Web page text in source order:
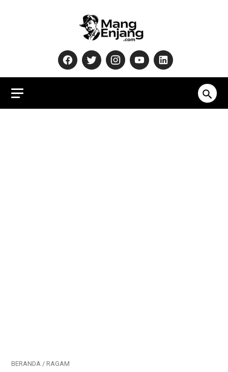
BERANDA / RAGAM